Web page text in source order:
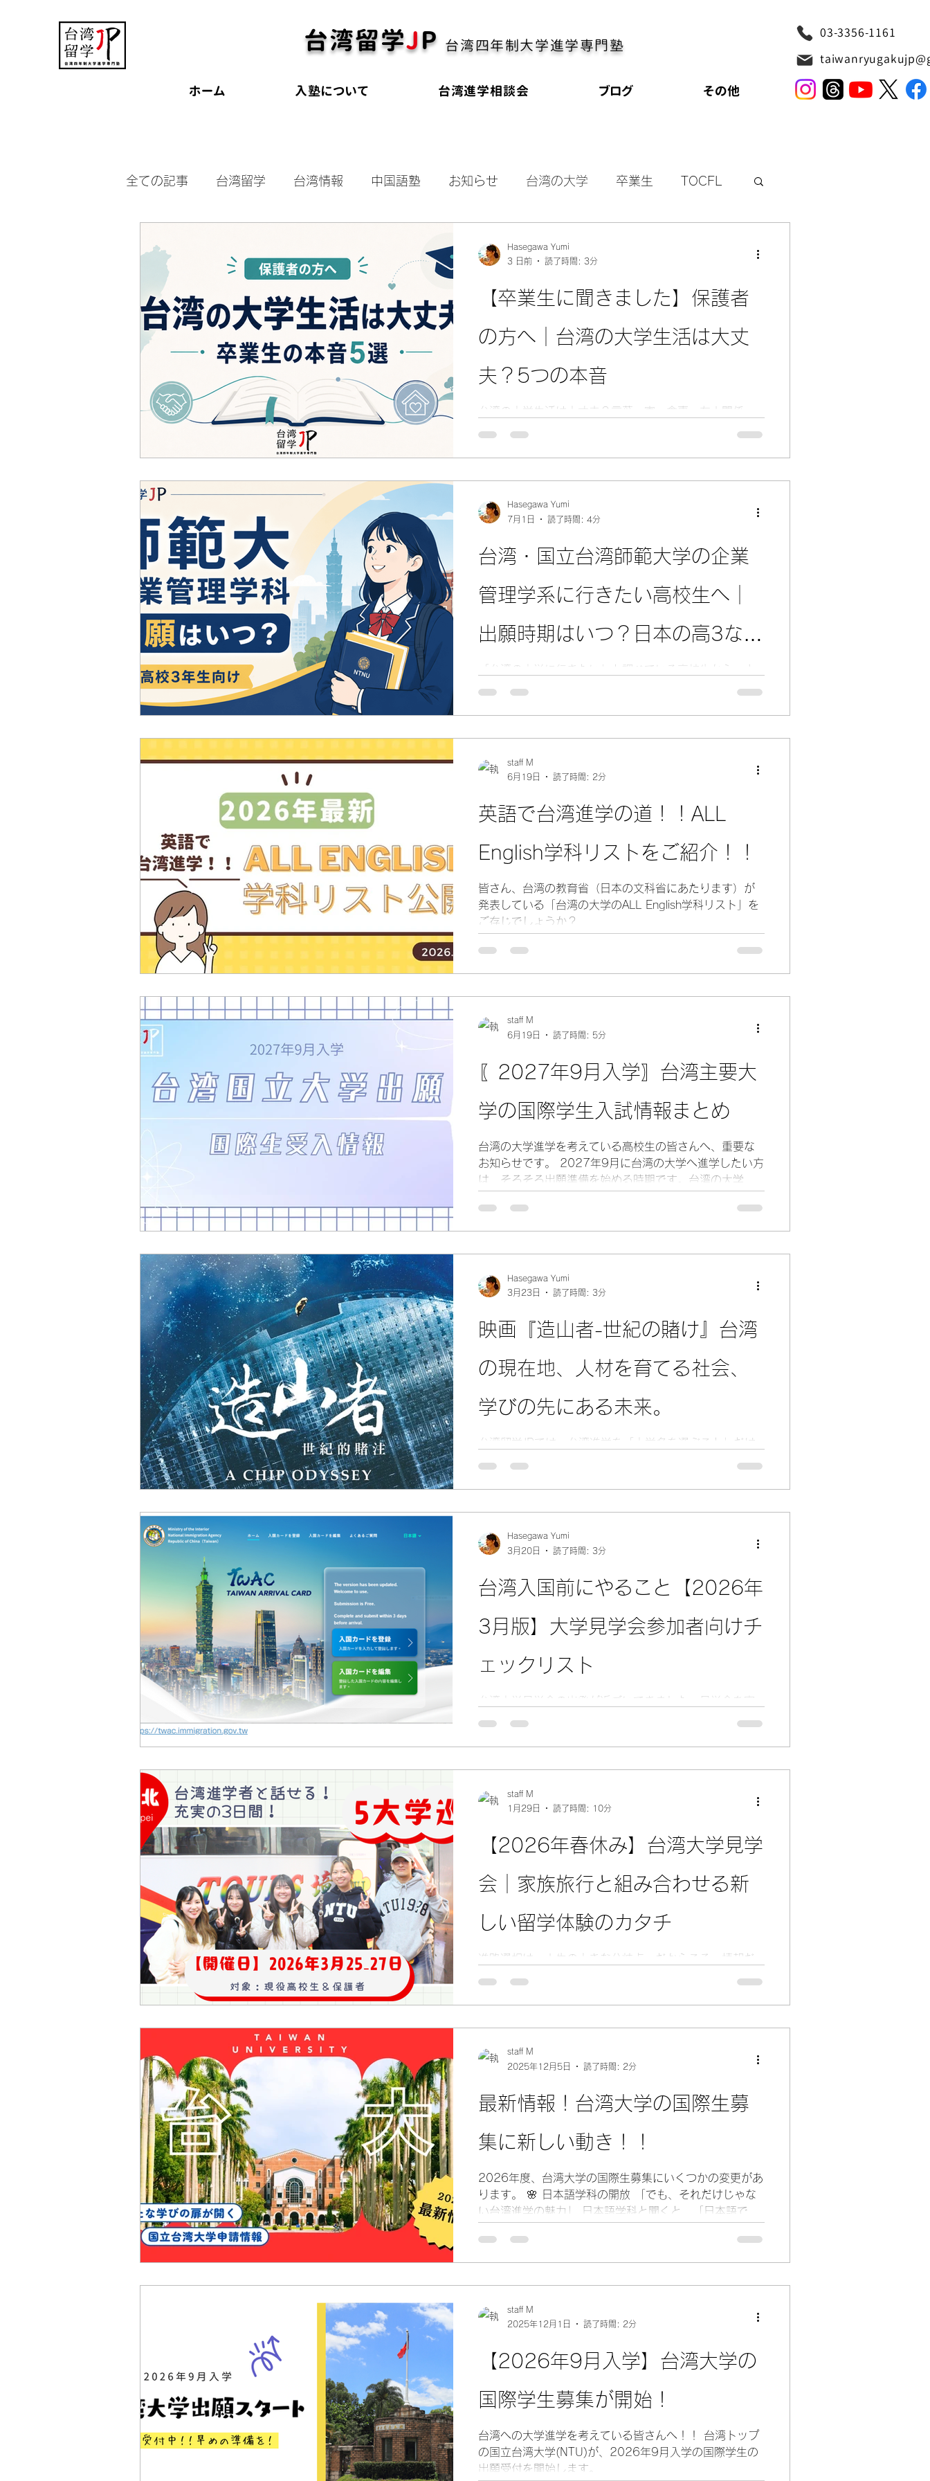
台湾留学JP 台湾四年制大学進学専門塾
ホーム 入塾について 台湾進学相談会 ブログ その他
03-3356-1161
全ての記事 台湾留学 台湾情報 中国語塾 お知らせ 台湾の大学 卒業生 TOCFL
交換留学
【卒業生に聞きました】保護者
の方へ｜台湾の大学生活は大丈
夫？5つの本音
台湾の大学生活は大丈夫？言葉、寮・食事、友人関係、
Hasegawa Yumi
3 日前
読了時間: 3分
台湾・国立台湾師範大学の企業
管理学系に行きたい高校生へ｜
出願時期はいつ？日本の高3なら
いつ準備するべき？
「台湾の大学に行きたい」と調べている高校生から、よ
市内にキャンパスがあります。中でも企業管理学系は、
ビジネス、マーケティング、財務、戦略、組織運営など
す。 企業管理学系には「中国語組」と「英語プログラ
まず確認したいのがどの言語で学ぶプログラムを目指す
かです。 英語で学びたい場合は、Department of
称 BA-ETP が候補になります。BA-ETP の公式ページで
バル交流、インターンシップ機会などが特徴として紹介
されています。 一方、中国語で学ぶ通常の企業管理学
系、中国語組を目指す場合は、中国語能力の証明が必要
になります。台湾師範大学の外国学生申請入学の系所規
定検索では、企業管理中国語組はC
Hasegawa Yumi
7月1日
読了時間: 4分
英語で台湾進学の道！！ALL
English学科リストをご紹介！！
皆さん、台湾の教育省（日本の文科省にあたります）が
発表している「台湾の大学のALL English学科リスト」を
ご存じでしょうか？
staff M
6月19日
読了時間: 2分
〖2027年9月入学〗台湾主要大
学の国際学生入試情報まとめ
台湾の大学進学を考えている高校生の皆さんへ、重要な
お知らせです。 2027年9月に台湾の大学へ進学したい方
は、そろそろ出願準備を始める時期です。台湾の大学は
出願期間・必要書類・語学要件・募集学科が異なりま
す。特に人気の高い国立台湾大学、国立台湾師範大学、
事では、2026年6月時点で確認できる、2027年9月入学
向けの台湾主要大学の入試情報をまとめます。
staff M
6月19日
読了時間: 5分
映画『造山者-世紀の賭け』台湾
の現在地、人材を育てる社会、
学びの先にある未来。
台湾留学JPでは、台湾進学を「大学名を選ぶこと」だけ
含めて進路選択だと考えています。 そこで今回ご紹介し
るまでの歩みを描いたドキュメンタリーです。初期の技
て、台湾が何に賭け、何を積み上げてきたのかを映し出
会は若い世代に何を託してきたのか。そして、その中で
る高校生にとって、とても大事な問いだと思います。 台
湾の大学で学ぶということは、授業を受けることだけで
の社会の歴史や産業の文脈の中で自分の専門を育ててい
くことです。 台湾留学JPが大切にしている「主体的な進
Hasegawa Yumi
3月23日
読了時間: 3分
台湾入国前にやること【2026年
3月版】大学見学会参加者向けチ
ェックリスト
台湾大学見学会の出発が近づいてきました。見学会を安
滞在する学生・保護者を主な想定にしています。国籍や
滞在目的が異なる場合は条件が変わることがあるため、
したいのは、パスポートとビザ 日本国籍の方は、台湾に
在予定日数を満たす有効期間のあるパスポート、帰国便
または次の渡航先への航空券、そして出発便の予約確認
このビザ免除の条件で参加できます。 2. TWAC（オンラ
国時の紙の入国カードは廃止され、オンラインの Taiwan
Arrival Card（TWAC）が必須になりました。TWAC は無
録後は確認メールが届きますが、入国審査でその画面を
提示しなくても、パスポート読取で登録情報が照合され
Hasegawa Yumi
3月20日
読了時間: 3分
【2026年春休み】台湾大学見学
会｜家族旅行と組み合わせる新
しい留学体験のカタチ
進路選択は、人生の大きな分岐点。だからこそ、情報だ
空気を吸う。そうした体験を通じて初めて、「ここで学
から「現実的な選択肢」へと変える旅になるはずです。
staff M
1月29日
読了時間: 10分
最新情報！台湾大学の国際生募
集に新しい動き！！
2026年度、台湾大学の国際生募集にいくつかの変更があ
ります。 🌸 日本語学科の開放 「でも、それだけじゃな
い台湾進学の魅力」 日本語学科と聞くと、「日本語で授
には、 授業は基本的に中国語で行われ 、日本語・日本文
学・日本文化を学ぶ学科です。 確かに、他の理工系や社
しれません。しかし、 それでも中国語での授業について
いく力は必須 です。 台湾留学JPが大切にしているのは、
ぶ」という本質的な価値です。 日本語学科であっても、
を置き、異文化の中で専門性を磨くということ。その経
験こそが、将来の大きな財産になります。 🔬 英語プログ
ラムも充実 「多様な学びの選択肢」 2026年の台湾大学
では、英語で学べるプログラムもさらに拡充されます。
生命科学系に全英語プログラムが新設 機械工学系...
staff M
2025年12月5日
読了時間: 2分
【2026年9月入学】台湾大学の
国際学生募集が開始！
台湾への大学進学を考えている皆さんへ！！ 台湾トップ
の国立台湾大学(NTU)が、2026年9月入学の国際学生の
出願受付を開始します。
staff M
2025年12月1日
読了時間: 2分